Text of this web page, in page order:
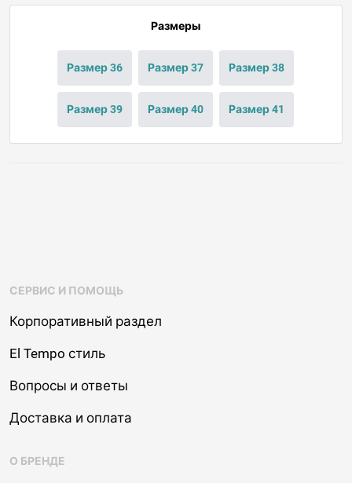
Размеры
Размер 36 Размер 37 Размер 38
Размер 39 Размер 40 Размер 41
СЕРВИС И ПОМОЩЬ
Корпоративный раздел
El Tempo стиль
Вопросы и ответы
Доставка и оплата
О БРЕНДЕ